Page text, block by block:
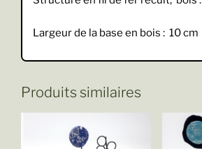
Largeur de la base en bois : 10 cm
Produits similaires